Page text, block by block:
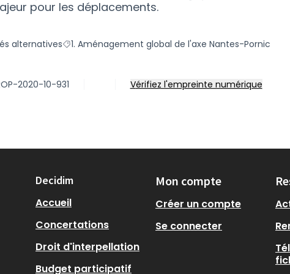
pour les déplacements.
: h. Déplacements et mobilités alternatives
alternativesFiltrer les résultats pour le secteur : 1. Aménagement
1. Aménagement global de l'axe Nantes-Pornic
2020-10-931 Vérifiez l'empreinte numérique
Decidim
Accueil
Concertations
Droit d'interpellation
Budget participatif
Mon compte
Créer un compte
Se connecter